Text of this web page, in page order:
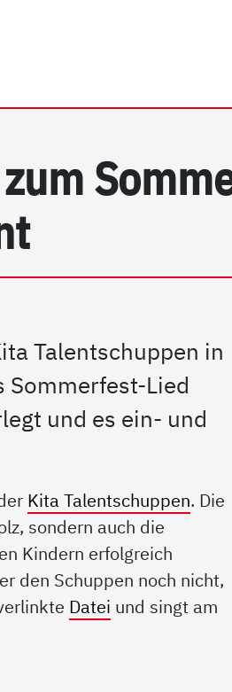
Talentschuppen in
Sommerfest-Lied
und es ein- und
Kita Talentschuppen. Die
sondern auch die
Kindern erfolgreich
den Schuppen noch nicht,
Datei und singt am